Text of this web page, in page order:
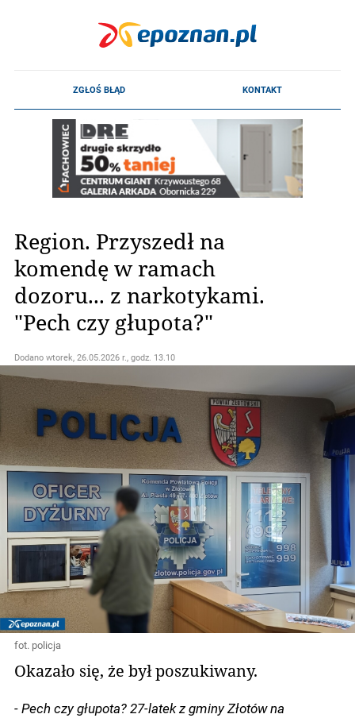
Region. Przyszedł na
komendę w ramach
dozoru... z narkotykami.
"Pech czy głupota?"
Dodano wtorek, 26.05.2026 r., godz. 13.10
fot. policja
Okazało się, że był poszukiwany.
- Pech czy głupota? 27-latek z gminy Złotów na